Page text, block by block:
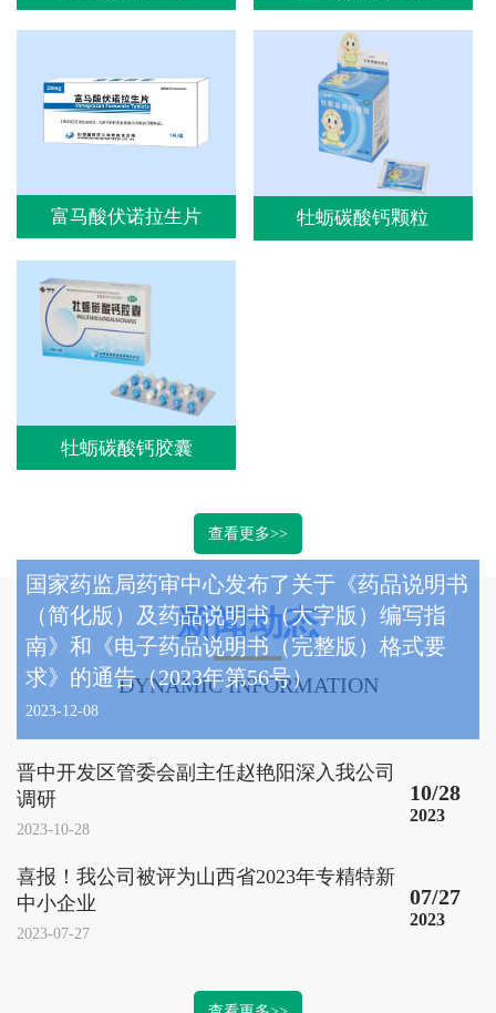
富马酸伏诺拉生片 牡蛎碳酸钙颗粒
牡蛎碳酸钙胶囊
查看更多>>
新闻动态
DYNAMIC INFORMATION
国家药监局药审中心发布了关于《药品说明书
（简化版）及药品说明书（大字版）编写指
南》和《电子药品说明书（完整版）格式要
求》的通告（2023年第56号）
2023-12-08
晋中开发区管委会副主任赵艳阳深入我公司
调研
2023-10-28
10/28
2023
喜报！我公司被评为山西省2023年专精特新
中小企业
2023-07-27
07/27
2023